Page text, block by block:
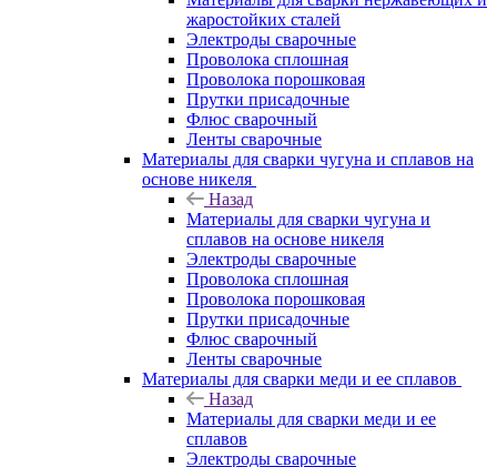
жаростойких сталей
Электроды сварочные
Проволока сплошная
Проволока порошковая
Прутки присадочные
Флюс сварочный
Ленты сварочные
Материалы для сварки чугуна и сплавов на
основе никеля
Назад
Материалы для сварки чугуна и
сплавов на основе никеля
Электроды сварочные
Проволока сплошная
Проволока порошковая
Прутки присадочные
Флюс сварочный
Ленты сварочные
Материалы для сварки меди и ее сплавов
Назад
Материалы для сварки меди и ее
сплавов
Электроды сварочные